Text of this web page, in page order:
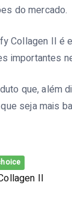
do mercado.
Collagen II é
importantes
que, além
seja mais
II